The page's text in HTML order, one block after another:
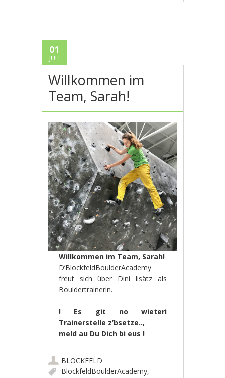
01
JULI
Willkommen im
Team, Sarah!
Willkommen im Team, Sarah!
D’BlockfeldBoulderAcademy
freut sich über Dini Iisätz als
Bouldertrainerin.
! Es git no wieteri
Trainerstelle z’bsetze..,
meld au Du Dich bi eus !
BLOCKFELD
BlockfeldBoulderAcademy,